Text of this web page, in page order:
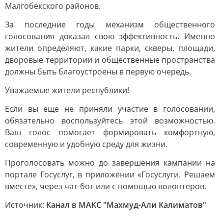
Малгобекского районов.
За последние годы механизм общественного
голосования доказал свою эффективность. Именно
жители определяют, какие парки, скверы, площади,
дворовые территории и общественные пространства
должны быть благоустроены в первую очередь.
Уважаемые жители республики!
Если вы еще не приняли участие в голосовании,
обязательно воспользуйтесь этой возможностью.
Ваш голос помогает формировать комфортную,
современную и удобную среду для жизни.
Проголосовать можно до завершения кампании на
портале Госуслуг, в приложении «Госуслуги. Решаем
вместе», через чат-бот или с помощью волонтеров.
Источник: Канал в МАКС "Махмуд-Али Калиматов"